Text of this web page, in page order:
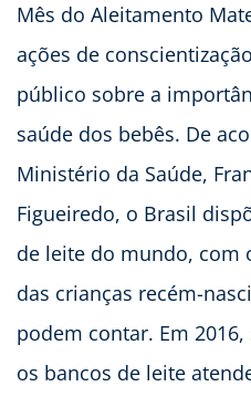
Mês do Aleitamento
ações de
público sobre a
saúde dos bebês. De
Ministério da Saúde,
Figueiredo, o Brasil
de leite do mundo, com
das crianças recém-
podem contar. Em
os bancos de leite